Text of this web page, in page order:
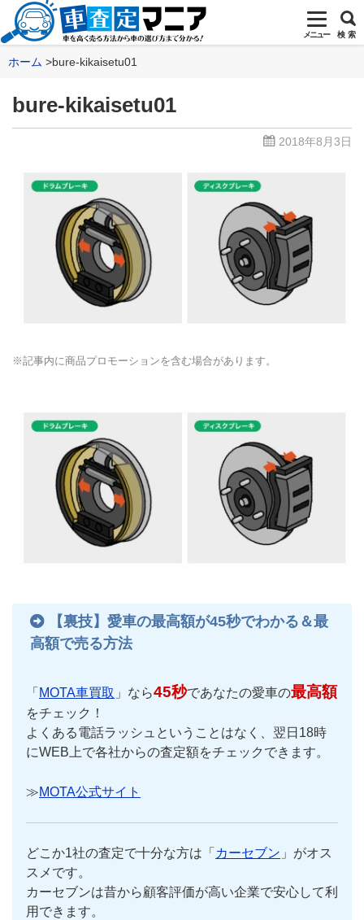
メニュー 検 索
ホーム bure-kikaisetu01
bure-kikaisetu01
2018年8月3日
※記事内に商品プロモーションを含む場合があります。
【裏技】愛車の最高額が45秒でわかる＆最
高額で売る方法
「 MOTA車買取 」なら45秒であなたの愛車の最高額
をチェック！
よくある電話ラッシュということはなく、翌日18時
にWEB上で各社からの査定額をチェックできます。
≫MOTA公式サイト
どこか1社の査定で十分な方は「 カーセブン 」がオス
スメです。
カーセブンは昔から顧客評価が高い企業で安心して利
用できます。